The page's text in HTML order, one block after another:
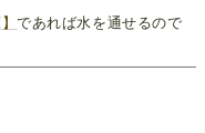
】であれば水を通せるので